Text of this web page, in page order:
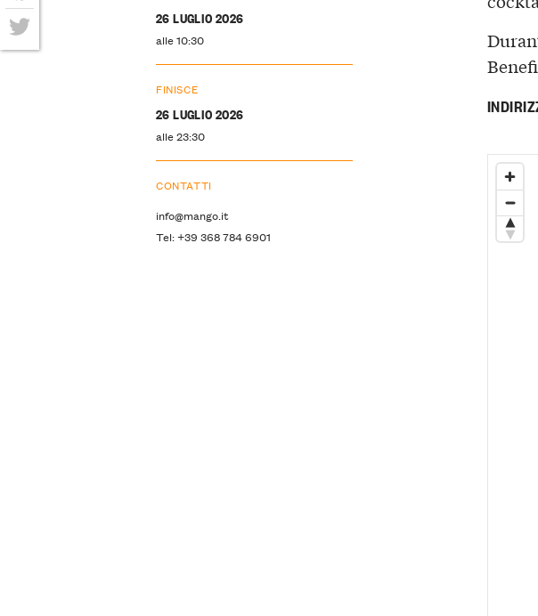
26 LUGLIO 2026
alle 10:30
FINISCE
26 LUGLIO 2026
alle 23:30
CONTATTI
info@mango.it
Tel: +39 368 784 6901
Facebook
Twitter